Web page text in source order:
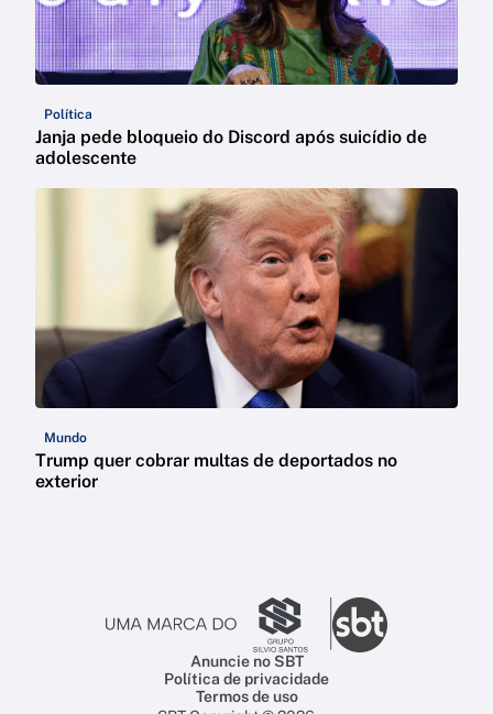
Política
Janja pede bloqueio do Discord após suicídio de
adolescente
Mundo
Trump quer cobrar multas de deportados no
exterior
Anuncie no SBT
Política de privacidade
Termos de uso